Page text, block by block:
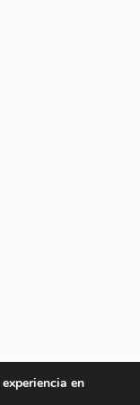
en